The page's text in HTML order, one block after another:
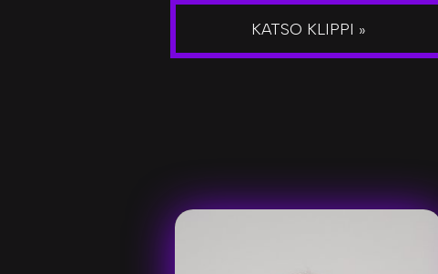
KATSO KLIPPI »